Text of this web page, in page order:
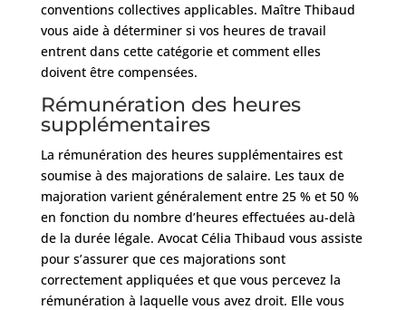
conventions collectives applicables. Maître Thibaud
vous aide à déterminer si vos heures de travail
entrent dans cette catégorie et comment elles
doivent être compensées.
Rémunération des heures
supplémentaires
La rémunération des heures supplémentaires est
soumise à des majorations de salaire. Les taux de
majoration varient généralement entre 25 % et 50 %
en fonction du nombre d’heures effectuées au-delà
de la durée légale. Avocat Célia Thibaud vous assiste
pour s’assurer que ces majorations sont
correctement appliquées et que vous percevez la
rémunération à laquelle vous avez droit. Elle vous